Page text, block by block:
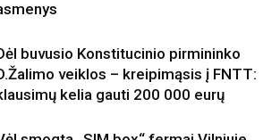
buvusio Konstitucinio pirmininko
veiklos – kreipimąsis į FNTT:
kelia gauti 200 000 eurų